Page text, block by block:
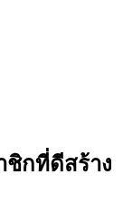
ชิกที่ดีสร้าง